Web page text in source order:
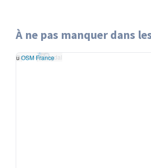
À ne pas manquer dans
Bassin de l'Agdal
Leaflet |données ©
- renduOSM France
Bassin de l'Agdal